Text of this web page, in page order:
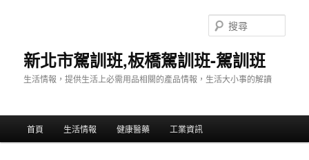
新北市駕訓班,板橋駕訓班-駕訓班
生活情報，提供生活上必需用品相關的產品情報，生活大小事的解讀
尋
首頁 生活情報 健康醫藥 工業資訊